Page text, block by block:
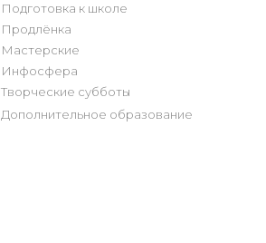
Подготовка к школе
Дополнительное образование
Творческие субботы
Инфосфера
Мастерские
Продлёнка